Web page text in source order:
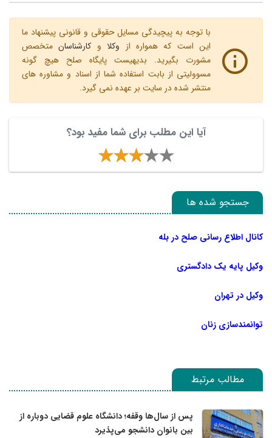
با توجه به پیچیدگی مسایل حقوقی و قانونی پیشنهاد ما
این است که همواره از وکلاو کارشناسانمتخصص
مشورت بگیرید. بدیهیست پایگاه صلح هیچ گونه
مسوولیتی از بابت استفاده شما از اسناد و مشاوره های
منتشر شده در سایت بر عهده نمی گیرد.
آیا این مطلب برای شما مفید بود؟
جستجو شده ها
کانال اطلاع رسانی صلح در بله
وکیل پایه یک دادگستری
وکیل در تهران
توانمندسازی زنان
مطالب مرتبط
پس از سال‌ها وقفه؛ دانشگاه علوم قضایی دوباره از
بین بانوان دانشجو می‌پذیرد